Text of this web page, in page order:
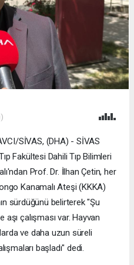
SİVAS, (DHA) - SİVAS
Fakültesi Dahili Tıp Bilimleri
Prof. Dr. İlhan Çetin, her
Kanamalı Ateşi (KKKA)
sürdüğünü belirterek "Şu
çalışması var. Hayvan
ve daha uzun süreli
başladı" dedi.